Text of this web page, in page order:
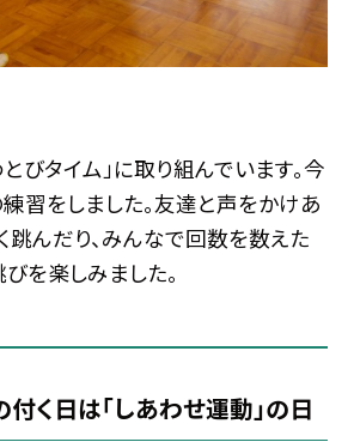
びタイム」に取り組んでいます。今
習をしました。友達と声をかけあ
跳んだり、みんなで回数を数えた
を楽しみました。
く日は「しあわせ運動」の日